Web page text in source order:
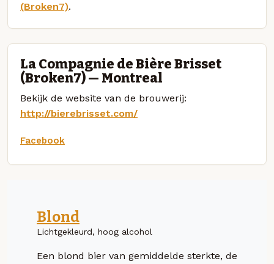
(Broken7).
La Compagnie de Bière Brisset
(Broken7) — Montreal
Bekijk de website van de brouwerij:
http://bierebrisset.com/
Facebook
Blond
Lichtgekleurd, hoog alcohol
Een blond bier van gemiddelde sterkte, de